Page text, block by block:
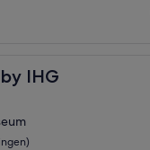
IHG